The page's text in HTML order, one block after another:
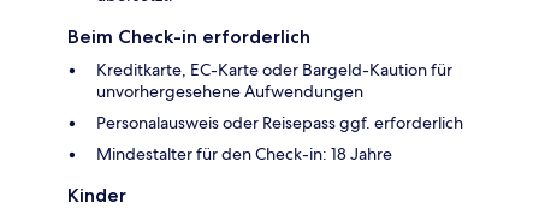
Beim Check-in erforderlich
Kreditkarte, EC-Karte oder Bargeld-Kaution für
unvorhergesehene Aufwendungen
Personalausweis oder Reisepass ggf. erforderlich
Mindestalter für den Check-in: 18 Jahre
Kinder